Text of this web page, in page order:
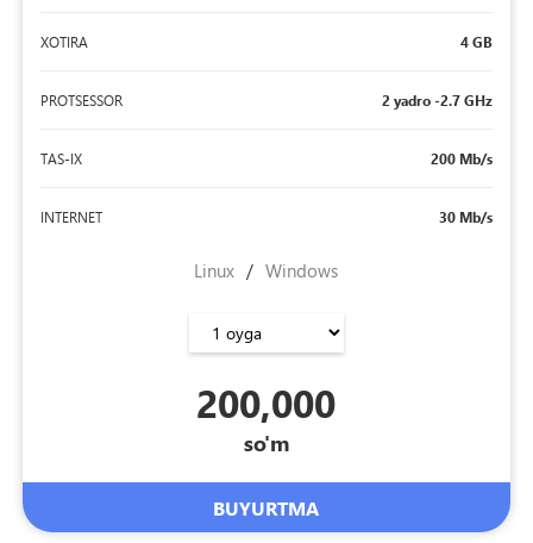
XOTIRA 4 GB
PROTSESSOR 2 yadro -2.7 GHz
TAS-IX 200 Mb/s
INTERNET 30 Mb/s
Linux / Windows
200,000
so'm
BUYURTMA